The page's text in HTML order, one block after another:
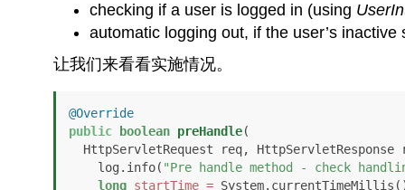
checking if a user is logged in (using
automatic logging out, if the user’s
让我们来看看实施情况。
@Override
public
boolean preHandle(
HttpServletRequest req, HttpServletResponse
    log.info(
"Pre handle method - check
long startTime =